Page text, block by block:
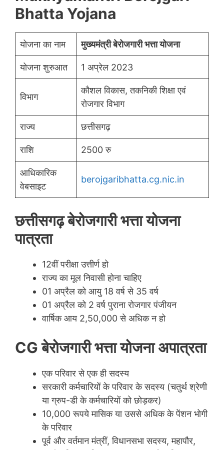
Bhatta Yojana
योजना का नाम मुख्यमंत्री बेरोजगारी भत्ता योजना
योजना शुरुआत 1 अप्रेल 2023
विभाग
कौशल विकास, तकनिकी शिक्षा एवं
रोजगार विभाग
राज्य छत्तीसगढ़
राशि 2500 रु
आधिकारिक
वेबसाइट
berojgaribhatta.cg.nic.in
छत्तीसगढ़ बेरोजगारी भत्ता योजना
पात्रता
12वीं परीक्षा उत्तीर्ण हो
राज्य का मूल निवासी होना चाहिए
01 अप्रैल को आयु 18 वर्ष से 35 वर्ष
01 अप्रैल को 2 वर्ष पुराना रोजगार पंजीयन
वार्षिक आय 2,50,000 से अधिक न हो
CG बेरोजगारी भत्ता योजना अपात्रता
एक परिवार से एक ही सदस्य
सरकारी कर्मचारियों के परिवार के सदस्य (चतुर्थ श्रेणी
या ग्रुप-डी के कर्मचारियों को छोड़कर)
10,000 रूपये मासिक या उससे अधिक के पेंशन भोगी
के परिवार
पूर्व और वर्तमान मंत्रीं, विधानसभा सदस्य, महापौर,